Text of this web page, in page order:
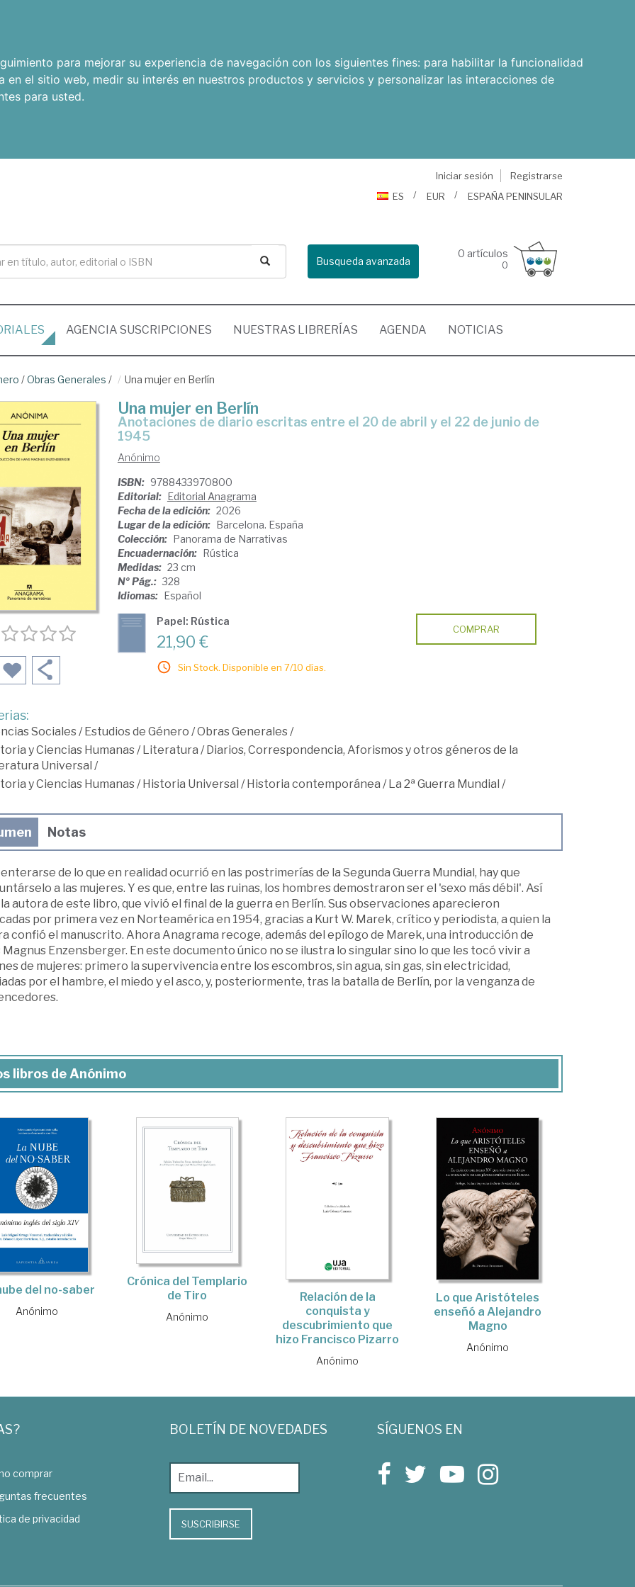
para mejorar su experiencia de navegación con los siguientes fines: para habilitar la funcionalidad
en el sitio web, medir su interés en nuestros productos y servicios y personalizar las interacciones de
para usted.
Iniciar sesión
Registrarse
ES
EUR ESPAÑA PENINSULAR
Busqueda avanzada
0 artículos
0
AGENCIA SUSCRIPCIONES NUESTRAS LIBRERÍAS AGENDA NOTICIAS
/Obras Generales / Una mujer en Berlín
Una mujer en Berlín
Anotaciones de diario escritas entre el 20 de abril y el 22 de junio de
1945
Anónimo
ISBN: 9788433970800
Editorial: Editorial Anagrama
Fecha de la edición: 2026
Lugar de la edición: Barcelona. España
Colección: Panorama de Narrativas
Encuadernación: Rústica
Medidas: 23 cm
Nº Pág.: 328
Idiomas: Español
Papel: Rústica
21,90 €
Sin Stock. Disponible en 7/10 días.
COMPRAR
Sociales/ Estudios de Género /Obras Generales/
y Ciencias Humanas/ Literatura / Diarios, Correspondencia, Aforismos y otros géneros de la
Universal /
y Ciencias Humanas/ Historia Universal / Historia contemporánea / La 2ª Guerra Mundial /
Notas
enterarse de lo que en realidad ocurrió en las postrimerías de la Segunda Guerra Mundial, hay que
a las mujeres. Y es que, entre las ruinas, los hombres demostraron ser el 'sexo más débil'. Así
la autora de este libro, que vivió el final de la guerra en Berlín. Sus observaciones aparecieron
por primera vez en Norteamérica en 1954, gracias a Kurt W. Marek, crítico y periodista, a quien la
confió el manuscrito. Ahora Anagrama recoge, además del epílogo de Marek, una introducción de
Magnus Enzensberger. En este documento único no se ilustra lo singular sino lo que les tocó vivir a
de mujeres: primero la supervivencia entre los escombros, sin agua, sin gas, sin electricidad,
por el hambre, el miedo y el asco, y, posteriormente, tras la batalla de Berlín, por la venganza de
libros de Anónimo
del no-saber
Anónimo
Crónica del Templario
de Tiro
Anónimo
Relación de la
conquista y
descubrimiento que
hizo Francisco Pizarro
Anónimo
Lo que Aristóteles
enseñó a Alejandro
Magno
Anónimo
comprar
frecuentes
de privacidad
BOLETÍN DE NOVEDADES
SUSCRIBIRSE
SÍGUENOS EN